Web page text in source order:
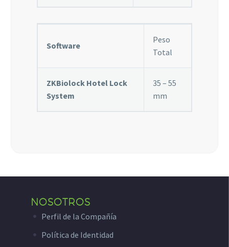
Software
Peso
Total
ZKBiolock Hotel Lock
System
35 – 55
mm
NOSOTROS
Perfil de la Compañía
Política de Identidad